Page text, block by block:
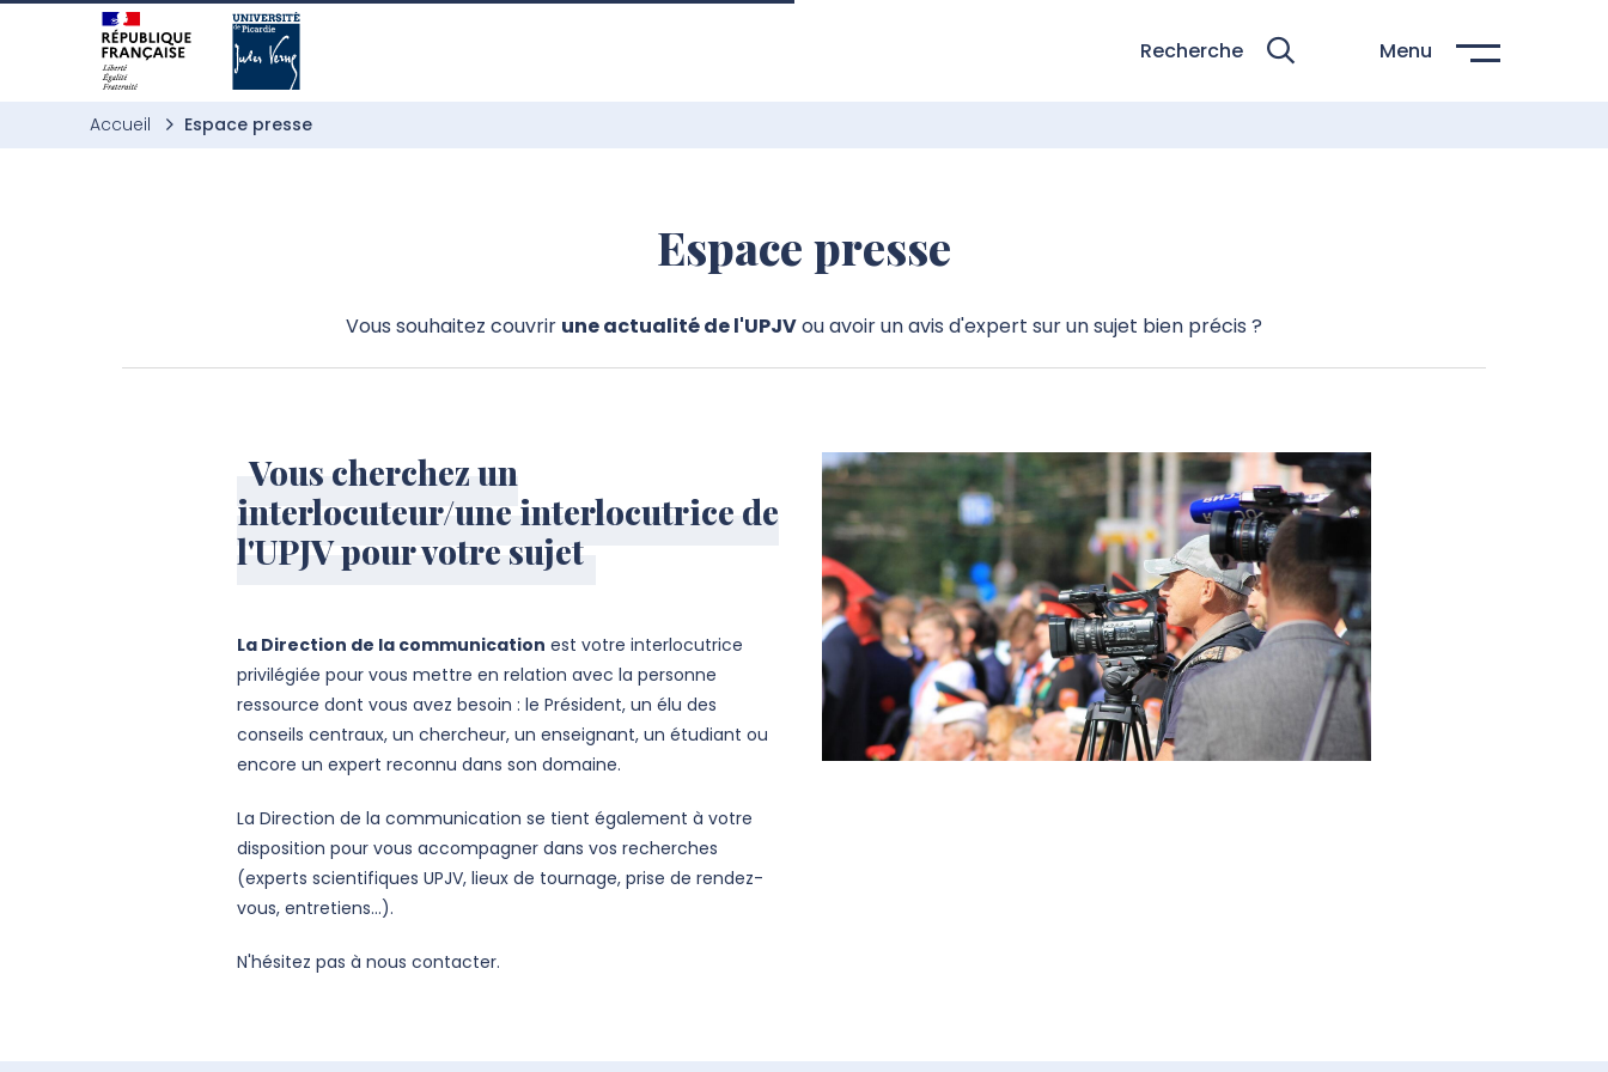
Aller à l’entête de page
Aller au menu principale
Aller au contenu principal
Aller à la recherche
Passer aux cookies
Aller au pied de page
Recherche Menu
Accueil Espace presse
Espace presse
Vous souhaitez couvrir une actualité de l'UPJVou avoir un avis d'expert sur un sujet bien précis ?
Vous cherchez un
interlocuteur/une interlocutrice de
l'UPJV pour votre sujet
La Direction de la communication est votre interlocutrice
privilégiée pour vous mettre en relation avec la personne
ressource dont vous avez besoin : le Président, un élu des
conseils centraux, un chercheur, un enseignant, un étudiant ou
encore un expert reconnu dans son domaine.
La Direction de la communication se tient également à votre
disposition pour vous accompagner dans vos recherches
(experts scientifiques UPJV, lieux de tournage, prise de rendez-
vous, entretiens...).
N'hésitez pas à nous contacter.